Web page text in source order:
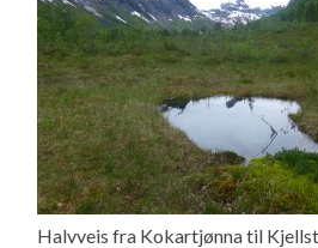
Halvveis fra Kokartjønna til